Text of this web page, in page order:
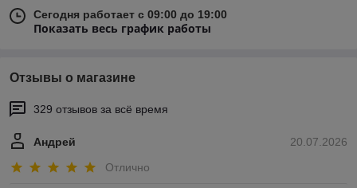
Сегодня работает с 09:00 до 19:00
Показать весь график работы
Отзывы о магазине
329 отзывов за всё время
20.07.2026
Андрей
Отлично